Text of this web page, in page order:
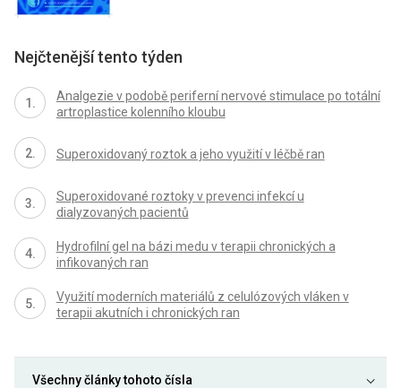
Nejčtenější tento týden
Analgezie v podobě periferní nervové stimulace po totální
artroplastice kolenního kloubu
Superoxidovaný roztok a jeho využití v léčbě ran
Superoxidované roztoky v prevenci infekcí u
dialyzovaných pacientů
Hydrofilní gel na bázi medu v terapii chronických a
infikovaných ran
Využití moderních materiálů z celulózových vláken v
terapii akutních i chronických ran
Všechny články tohoto čísla